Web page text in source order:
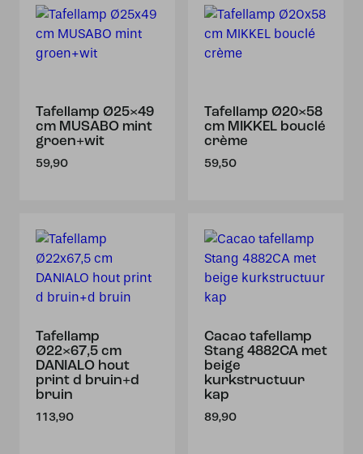
Tafellamp Ø25×49
cm MUSABO mint
groen+wit
59,90
Tafellamp Ø20×58
cm MIKKEL bouclé
crème
59,50
Tafellamp
Ø22×67,5 cm
DANIALO hout
print d bruin+d
bruin
113,90
Cacao tafellamp
Stang 4882CA met
beige
kurkstructuur
kap
89,90